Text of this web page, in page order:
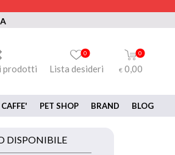
prodotti Lista desideri
0 0
€ 0,00
CAFFE' PET SHOP BRAND BLOG
DISPONIBILE